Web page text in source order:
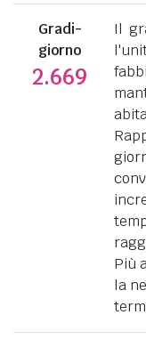
Gradi-
giorno
2.669
Il
Più
la